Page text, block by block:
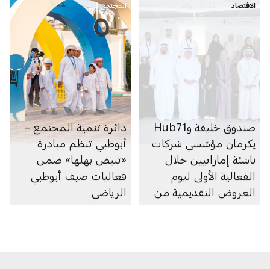
الاقتصاد
صندوق خليفة وHub71
يكرمان مؤسّسي شركات
ناشئة إماراتيين خلال
الفعالية الأولى ليوم
العروض التقديمية من
المجتمع
دائرة تنمية المجتمع –
أبوظبي تنظم مبادرة
«تنبض بهلها» ضمن
فعاليات صيف أبوظبي
الرياضي